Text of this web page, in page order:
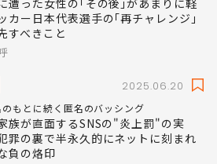
カー日本代表選手の｢再チャレンジ｣
すべきこと
2025.06.20
もとに続く匿名のバッシング
族が直面するSNSの"炎上罰"の実
罪の裏で半永久的にネットに刻まれ
負の烙印